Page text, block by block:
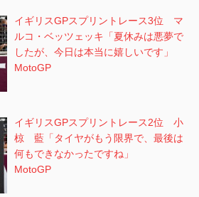
イギリスGPスプリントレース3位 マ
ルコ・ベッツェッキ「夏休みは悪夢で
したが、今日は本当に嬉しいです」
MotoGP
イギリスGPスプリントレース2位 小
椋 藍「タイヤがもう限界で、最後は
何もできなかったですね」
MotoGP